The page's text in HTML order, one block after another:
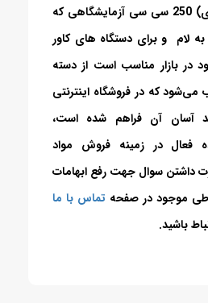
آنتلان (چسب سیتولژی) 250 سی سی آزمایشگاهی که
لام و برای دستگاه های کاور
در بازار مناسب است از دسته
که در فروشگاه اینترنتی
آسان آن فراهم شده است،
فعال در زمینه فروش مواد
داشتن سوال جهت رفع ابهامات
موجود در صفحه تماس با ما
باشید.